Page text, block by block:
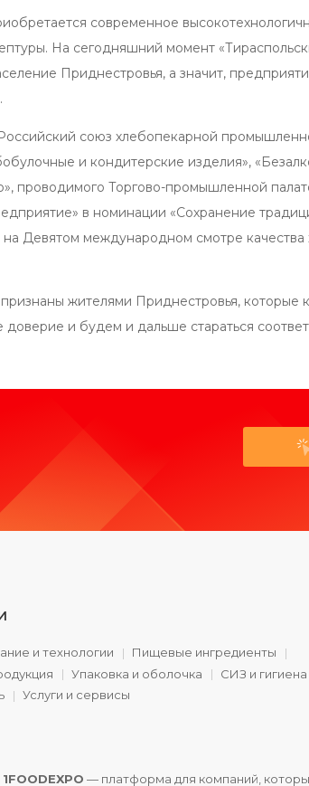
современное
На сегодняшний момент
Приднестровья, а значит,
союз хлебопекарной
и кондитерские изделия»,
проводимого Торгово-промышленной
в номинации «Сохранение
Девятом международном смотре качества
жителями Приднестровья,
и будем и дальше стараться
и технологии
Пищевые ингредиенты
Упаковка и оболочка
СИЗ и гигиена
Услуги и сервисы
— платформа для компаний,